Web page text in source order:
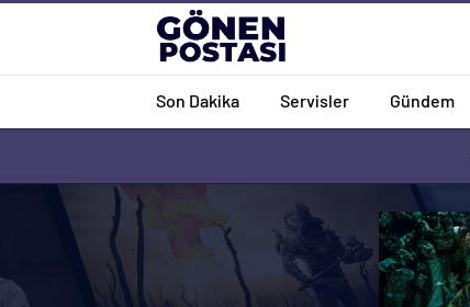
Son Dakika Servisler Gündem